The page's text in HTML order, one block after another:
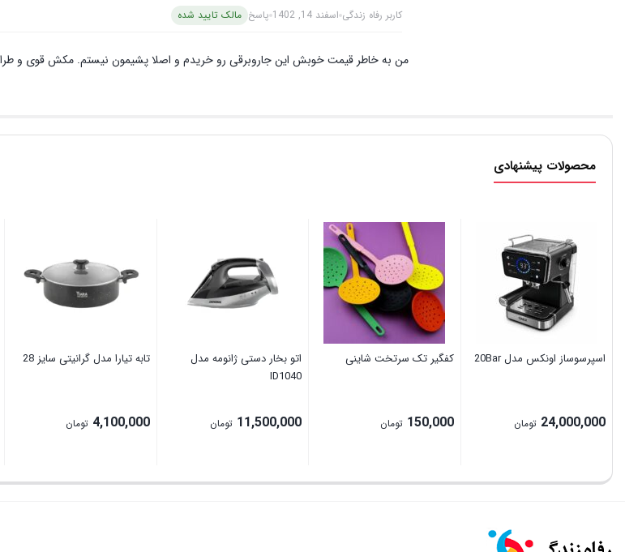
کاربر رفاه زندگی اسفند 14, 1402 پاسخ مالک تایید شده
من به خاطر قیمت خوبش این جاروبرقی رو خریدم و اصلا پشیمون نیستم. مکش قوی و
محصولات پیشنهادی
اسپرسوساز اونکس مدل 20Bar
24,000,000 تومان
کفگیر تک سرتخت شاینی
150,000 تومان
اتو بخار دستی ژانومه مدل
ID1040
11,500,000 تومان
تابه تیارا مدل گرانیتی سایز 28
4,100,000 تومان